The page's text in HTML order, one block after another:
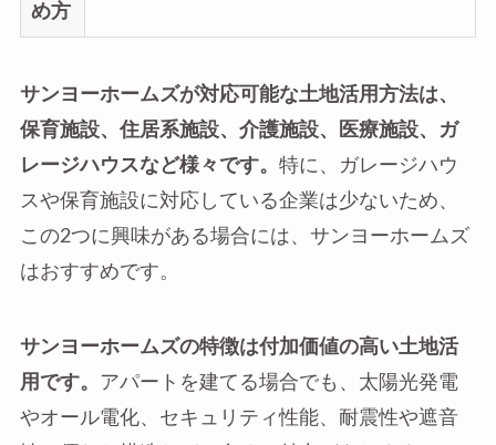
め方
サンヨーホームズが対応可能な土地活用方法は、
保育施設、住居系施設、介護施設、医療施設、ガ
レージハウスなど様々です。 特に、ガレージハウ
スや保育施設に対応している企業は少ないため、
この2つに興味がある場合には、サンヨーホームズ
はおすすめです。
サンヨーホームズの特徴は付加価値の高い土地活
用です。 アパートを建てる場合でも、太陽光発電
やオール電化、セキュリティ性能、耐震性や遮音